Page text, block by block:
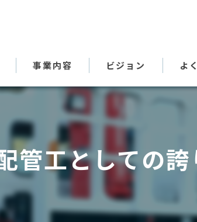
事業内容 ビジョン よ
管工としての